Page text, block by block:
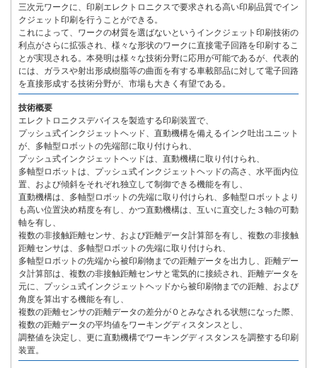
三次元ワークに、印刷エレクトロニクスで要求される高い印刷品質でイン
クジェット印刷を行うことができる。
これによって、ワークの材質を選ばないというインクジェット印刷技術の
利点がさらに拡張され、様々な形状のワークに直接電子回路を印刷するこ
とが実現される。本発明は様々な技術分野に応用が可能であるが、代表的
には、ガラスや射出形成樹脂等の曲面を有する車載部品に対して電子回路
を直接形成する技術分野が、市場も大きく有望である。
技術概要
エレクトロニクスデバイスを製造する印刷装置で、
プッシュ式インクジェットヘッド、直動機構を備えるインク吐出ユニット
が、多軸型ロボットの先端部に取り付けられ、
プッシュ式インクジェットヘッドは、直動機構に取り付けられ、
多軸型ロボットは、プッシュ式インクジェットヘッドの高さ、水平面内位
置、および傾斜をそれぞれ独立して制御できる機能を有し、
直動機構は、多軸型ロボットの先端に取り付けられ、多軸型ロボットより
も高い位置決め精度を有し、かつ直動機構は、互いに直交した３軸の可動
軸を有し、
複数の非接触距離センサ、および距離データ計算部を有し、複数の非接触
距離センサは、多軸型ロボットの先端に取り付けられ、
多軸型ロボットの先端から被印刷物までの距離データを出力し、距離デー
タ計算部は、複数の非接触距離センサと電気的に接続され、距離データを
元に、プッシュ式インクジェットヘッドから被印刷物までの距離、および
角度を算出する機能を有し、
複数の距離センサの距離データの差分が０とみなされる状態になった際、
複数の距離データの平均値をワーキングディスタンスとし、
調整値を決定し、更に直動機構でワーキングディスタンスを調整する印刷
装置。